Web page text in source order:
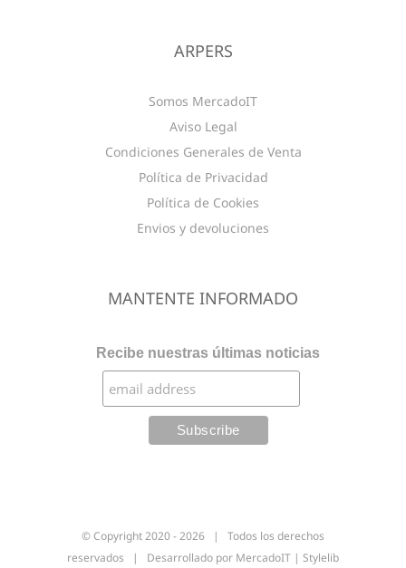
ARPERS
Somos MercadoIT
Aviso Legal
Condiciones Generales de Venta
Política de Privacidad
Política de Cookies
Envios y devoluciones
MANTENTE INFORMADO
Recibe nuestras últimas noticias
© Copyright 2020 -2026 | Todos los derechos
reservados | Desarrollado por MercadoIT | Stylelib